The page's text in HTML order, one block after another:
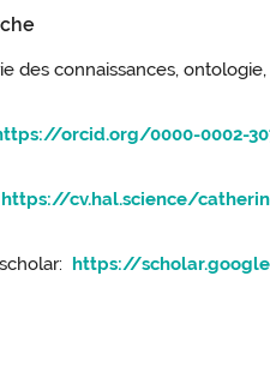
des connaissances,
orcid.org/0000-0002-
https://cv.hal.science/
https://